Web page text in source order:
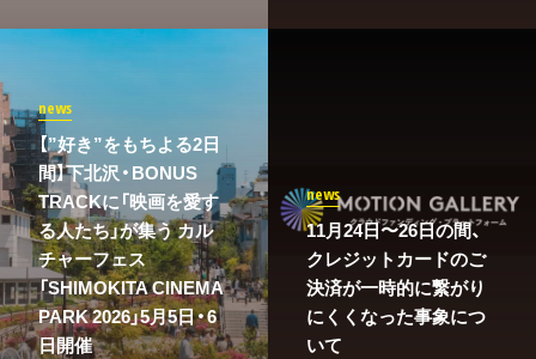
news
【”好き”をもちよる2日
間】下北沢・BONUS
TRACKに「映画を愛す
る人たち」が集う カル
チャーフェス
「SHIMOKITA CINEMA
PARK 2026」5月5日・6
日開催
news
11月24日〜26日の間、
クレジットカードのご
決済が一時的に繋がり
にくくなった事象につ
いて